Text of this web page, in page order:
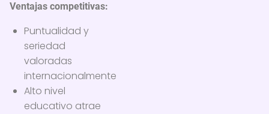
Ventajas competitivas:
Puntualidad y
seriedad
valoradas
internacionalmente
Alto nivel
educativo atrae